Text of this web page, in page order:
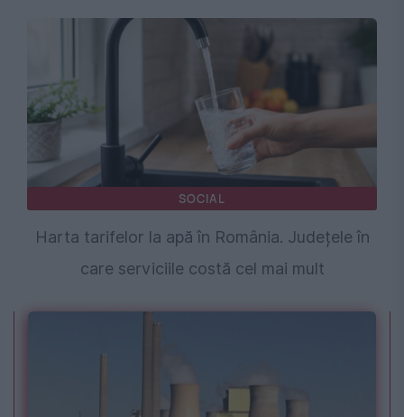
SOCIAL
Harta tarifelor la apă în România. Județele în
care serviciile costă cel mai mult